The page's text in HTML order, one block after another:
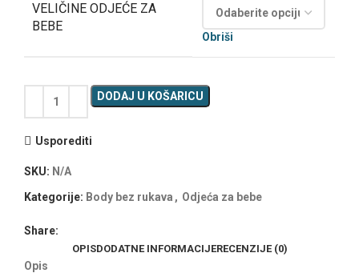
VELIČINE ODJEĆE ZA
BEBE
Obriši
DODAJ U KOŠARICU
Usporediti
SKU: N/A
Kategorije: Body bez rukava , Odjeća za bebe
Share:
OPISDODATNE INFORMACIJERECENZIJE (0)
Opis